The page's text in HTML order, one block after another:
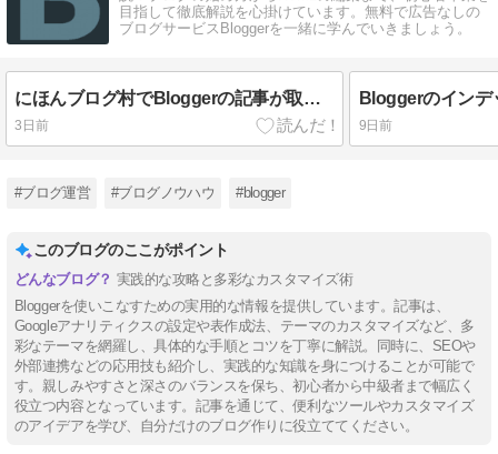
目指して徹底解説を心掛けています。無料で広告なしの
ブログサービスBloggerを一緒に学んでいきましょう。
にほんブログ村でBloggerの記事が取得できない問題発生中（2026年8月）
3日前
Bloggerのインデ
9日前
#ブログ運営 #ブログノウハウ #blogger
このブログのここがポイント
実践的な攻略と多彩なカスタマイズ術
Bloggerを使いこなすための実用的な情報を提供しています。記事は、
Googleアナリティクスの設定や表作成法、テーマのカスタマイズなど、多
彩なテーマを網羅し、具体的な手順とコツを丁寧に解説。同時に、SEOや
外部連携などの応用技も紹介し、実践的な知識を身につけることが可能で
す。親しみやすさと深さのバランスを保ち、初心者から中級者まで幅広く
役立つ内容となっています。記事を通じて、便利なツールやカスタマイズ
のアイデアを学び、自分だけのブログ作りに役立ててください。